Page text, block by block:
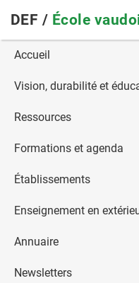
main
navigation
DEF / École
Main
navigation
Accueil
Vision, durabilité et
Ressources
Formations et agenda
Établissements
Enseignement en
Annuaire
Newsletters